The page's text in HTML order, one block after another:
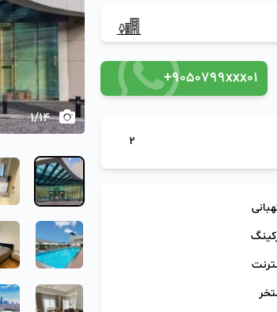
+9050799xxx01
2
1/14